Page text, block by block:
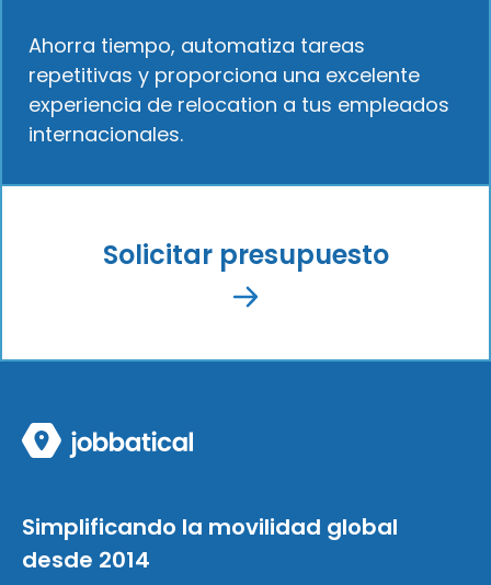
Ahorra tiempo, automatiza tareas
repetitivas y proporciona una excelente
experiencia de relocation a tus empleados
internacionales.
Solicitar presupuesto
Simplificando la movilidad global
desde 2014